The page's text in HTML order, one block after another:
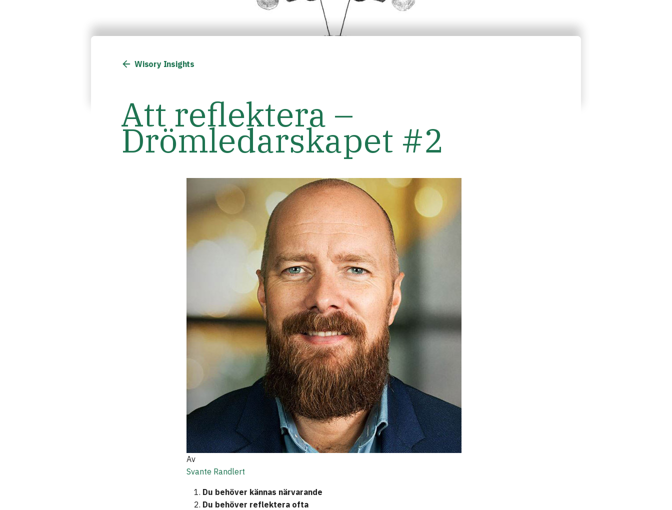
Wisory Insights
Att reflektera –
Drömledarskapet #2
Av
Svante Randlert
Du behöver kännas närvarande
Du behöver reflektera ofta